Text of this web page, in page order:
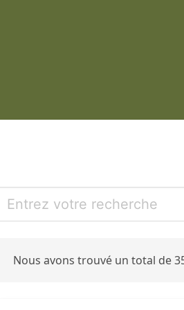
Nous avons trouvé un total de